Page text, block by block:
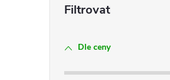
Dle ceny